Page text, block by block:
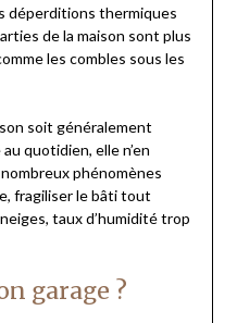
déperditions thermiques
de la maison sont plus
les combles sous les
soit généralement
quotidien, elle n’en
phénomènes
fragiliser le bâti tout
taux d’humidité trop
garage ?